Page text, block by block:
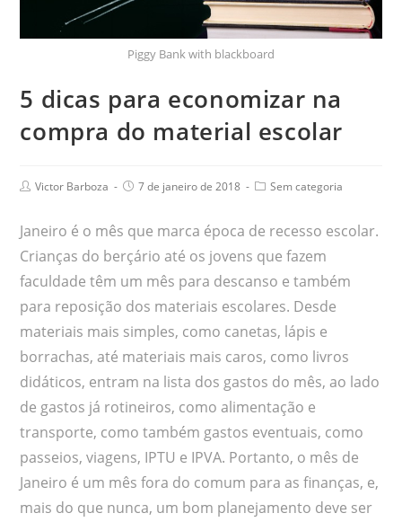
Piggy Bank with blackboard
5 dicas para economizar na
compra do material escolar
Victor Barboza 7 de janeiro de 2018 Sem categoria
Janeiro é o mês que marca época de recesso escolar.
Crianças do berçário até os jovens que fazem
faculdade têm um mês para descanso e também
para reposição dos materiais escolares. Desde
materiais mais simples, como canetas, lápis e
borrachas, até materiais mais caros, como livros
didáticos, entram na lista dos gastos do mês, ao lado
de gastos já rotineiros, como alimentação e
transporte, como também gastos eventuais, como
passeios, viagens, IPTU e IPVA. Portanto, o mês de
Janeiro é um mês fora do comum para as finanças, e,
mais do que nunca, um bom planejamento deve ser